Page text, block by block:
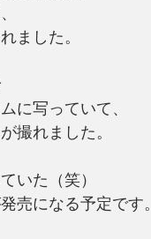
ました。
に写っていて、
撮れました。
いた（笑）
売になる予定です。